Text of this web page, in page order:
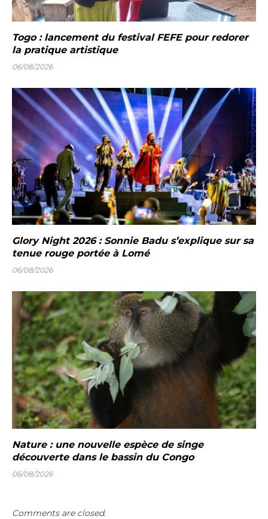
Togo : lancement du festival FEFE pour redorer
la pratique artistique
06/08/2026
Glory Night 2026 : Sonnie Badu s’explique sur sa
tenue rouge portée à Lomé
06/08/2026
Nature : une nouvelle espèce de singe
découverte dans le bassin du Congo
06/08/2026
Comments are closed.